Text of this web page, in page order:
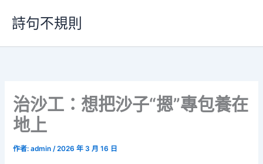
要
詩句不規則
治沙工：想把沙子“摁”專包養在
地上
作者:admin/2026 年 3 月 16 日